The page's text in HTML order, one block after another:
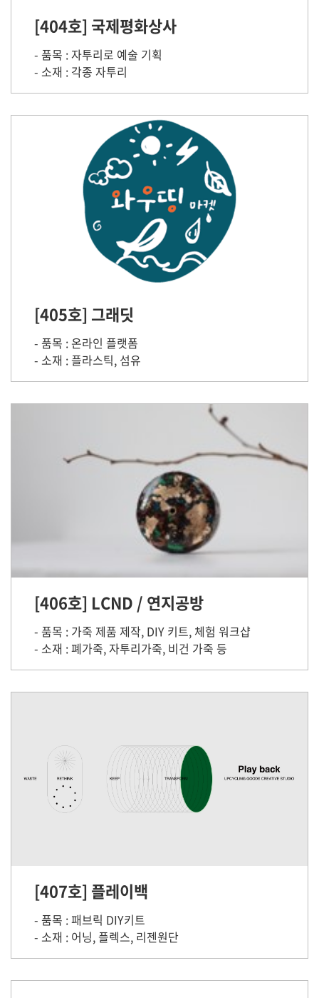
[404호] 국제평화상사
- 품목 : 자투리로 예술 기획
- 소재 : 각종 자투리
[405호] 그래딧
- 품목 : 온라인 플랫폼
- 소재 : 플라스틱, 섬유
[406호] LCND / 연지공방
- 품목 : 가죽 제품 제작, DIY 키트, 체험 워크샵
- 소재 : 폐가죽, 자투리가죽, 비건 가죽 등
[407호] 플레이백
- 품목 : 패브릭 DIY키트
- 소재 : 어닝, 플렉스, 리젠원단